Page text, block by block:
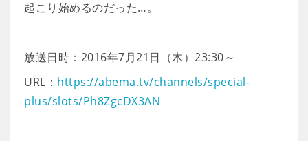
起こり始めるのだった…。
放送日時：2016年7月21日（木）23:30～
URL： https://abema.tv/channels/special-
plus/slots/Ph8ZgcDX3AN